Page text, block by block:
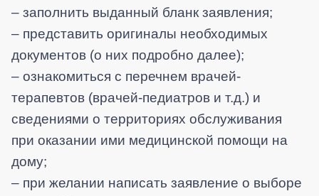
– заполнить выданный бланк заявления;
– представить оригиналы необходимых
документов (о них подробно далее);
– ознакомиться с перечнем врачей-
терапевтов (врачей-педиатров и т.д.) и
сведениями о территориях обслуживания
при оказании ими медицинской помощи на
дому;
– при желании написать заявление о выборе